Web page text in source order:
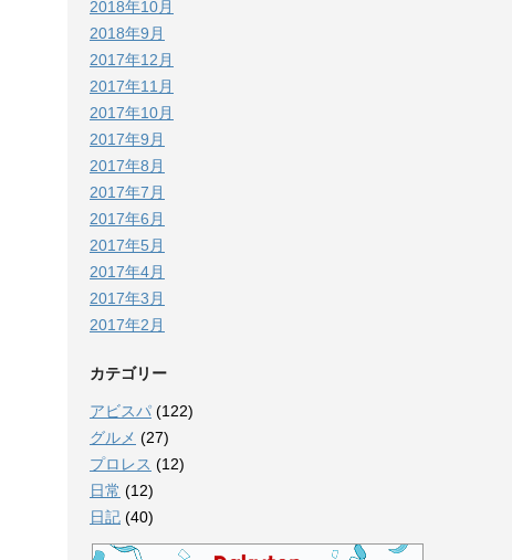
2018年10月
2018年9月
2017年12月
2017年11月
2017年10月
2017年9月
2017年8月
2017年7月
2017年6月
2017年5月
2017年4月
2017年3月
2017年2月
カテゴリー
アビスパ (122)
グルメ (27)
プロレス (12)
日常 (12)
日記 (40)